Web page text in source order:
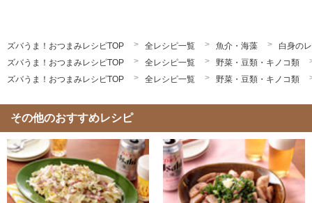
ズバうま！おつまみレシピTOP 全レシピ一覧 魚介・海藻
白身の
ズバうま！おつまみレシピTOP
全レシピ一覧
野菜・豆類・キノコ類
ズバうま！おつまみレシピTOP
全レシピ一覧 野菜・豆類・キノコ類
その他のおすすめレシピ